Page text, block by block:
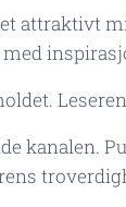
attraktivt
kanalen.